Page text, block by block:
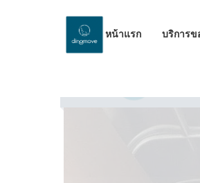
หน้าแรก บริการข